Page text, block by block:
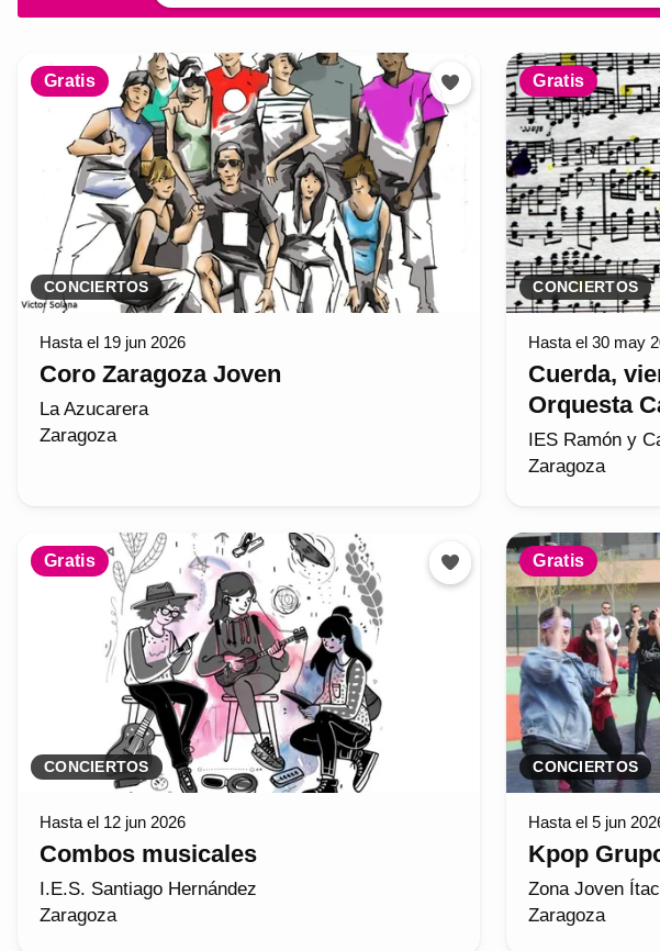
Gratis
CONCIERTOS
Hasta el 19 jun 2026
Coro Zaragoza Joven
La Azucarera
Zaragoza
Gratis
CONCIERTOS
Hasta el 30 may
Cuerda,
Orquesta
IES Ramón y
Zaragoza
Gratis
CONCIERTOS
Hasta el 12 jun 2026
Combos musicales
I.E.S. Santiago Hernández
Zaragoza
Gratis
CONCIERTOS
Hasta el 5 jun
Kpop
Zona Joven
Zaragoza